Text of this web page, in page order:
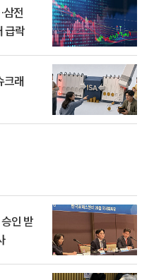
전
급락
크래
인 받